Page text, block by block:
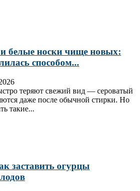
белые носки чище новых:
способом...
теряют свежий вид — сероватый
даже после обычной стирки. Но
такие...
заставить огурцы